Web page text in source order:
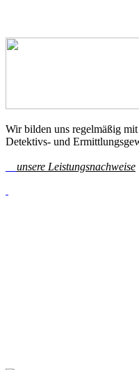
Wir bilden uns regelmäßig
Detektivs- und
unsere Leistungsnachweise